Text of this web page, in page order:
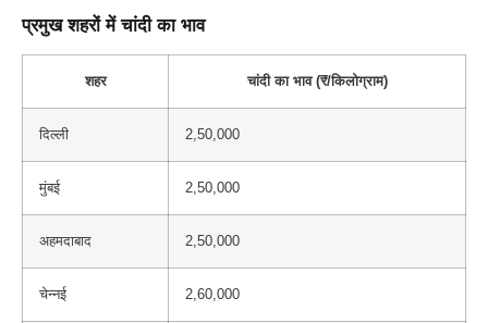
प्रमुख शहरों में चांदी का भाव
शहर चांदी का भाव (₹/किलोग्राम)
दिल्ली 2,50,000
मुंबई 2,50,000
अहमदाबाद 2,50,000
चेन्नई 2,60,000